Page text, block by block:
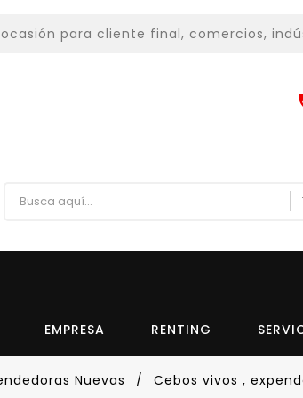
para cliente final, comercios,
EMPRESA RENTING
Nuevas Cebos vivos ,